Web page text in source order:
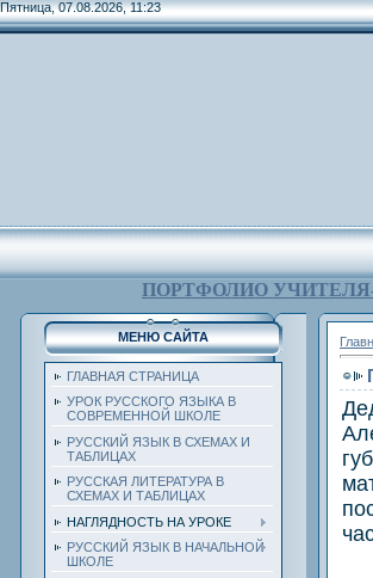
Пятница, 07.08.2026, 11:23
ПОРТФОЛИО
МЕНЮ САЙТА
ГЛАВНАЯ СТРАНИЦА
УРОК РУССКОГО ЯЗЫКА В
СОВРЕМЕННОЙ ШКОЛЕ
РУССКИЙ ЯЗЫК В СХЕМАХ И
ТАБЛИЦАХ
РУССКАЯ ЛИТЕРАТУРА В
СХЕМАХ И ТАБЛИЦАХ
НАГЛЯДНОСТЬ НА УРОКЕ
РУССКИЙ ЯЗЫК В НАЧАЛЬНОЙ
ШКОЛЕ